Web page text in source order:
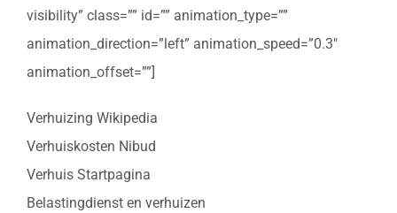
visibility” class=”” id=”” animation_type=””
animation_direction=”left” animation_speed=”0.3″
animation_offset=””]
Verhuizing Wikipedia
Verhuiskosten Nibud
Verhuis Startpagina
Belastingdienst en verhuizen